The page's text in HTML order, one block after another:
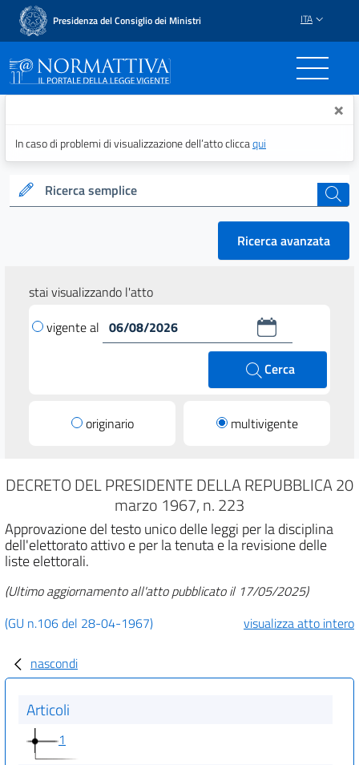
Presidenza del Consiglio dei Ministri ITA
Normattiva - Il portale ×
In caso di problemi di visualizzazione dell’atto cliccaqui
Ricerca semplice cerca
Ricerca avanzata
stai visualizzando l'atto
vigente al
Cerca
originario multivigente
DECRETO DEL PRESIDENTE DELLA REPUBBLICA 20
marzo 1967, n. 223
Approvazione del testo unico delle leggi per la disciplina
dell'elettorato attivo e per la tenuta e la revisione delle
liste elettorali.
(Ultimo aggiornamento all'atto pubblicato il 17/05/2025)
(GU n.106 del 28-04-1967)
visualizza atto intero
nascondi
Articoli
1